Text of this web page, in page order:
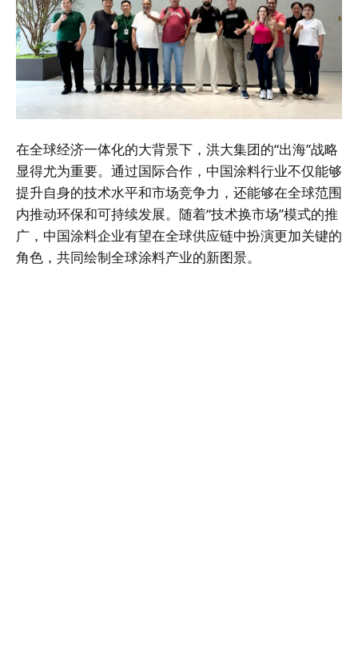
在全球经济一体化的大背景下，洪大集团的“出海”战略
显得尤为重要。通过国际合作，中国涂料行业不仅能够
提升自身的技术水平和市场竞争力，还能够在全球范围
内推动环保和可持续发展。随着“技术换市场”模式的推
广，中国涂料企业有望在全球供应链中扮演更加关键的
角色，共同绘制全球涂料产业的新图景。